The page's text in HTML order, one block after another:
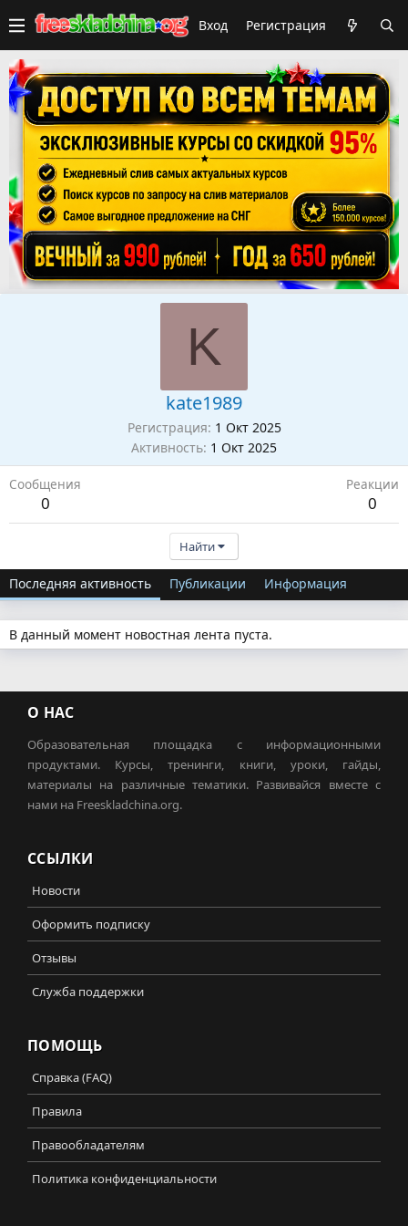
Вход Регистрация
K
kate1989
Регистрация 1 Окт 2025
Активность 1 Окт 2025
Сообщения
0
Реакции
0
Найти
Последняя активность Публикации Информация
В данный момент новостная лента пуста.
О НАС
Образовательная площадка с информационными
продуктами. Курсы, тренинги, книги, уроки, гайды,
материалы на различные тематики. Развивайся вместе с
нами на Freeskladchina.org.
ССЫЛКИ
Новости
Оформить подписку
Отзывы
Служба поддержки
ПОМОЩЬ
Справка (FAQ)
Правила
Правообладателям
Политика конфиденциальности